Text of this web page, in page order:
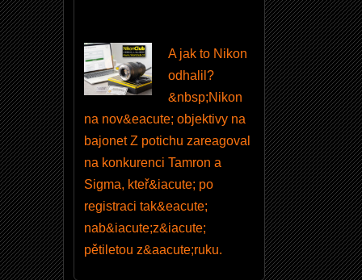
A jak to Nikon
odhalil?
&nbsp;Nikon
na nov&eacute; objektivy na
bajonet Z potichu zareagoval
na konkurenci Tamron a
Sigma, kteř&iacute; po
registraci tak&eacute;
nab&iacute;z&iacute;
pětiletou z&aacute;ruku.
zdar
ma.
Uživ
atels
ké
jmén
o
Hesl